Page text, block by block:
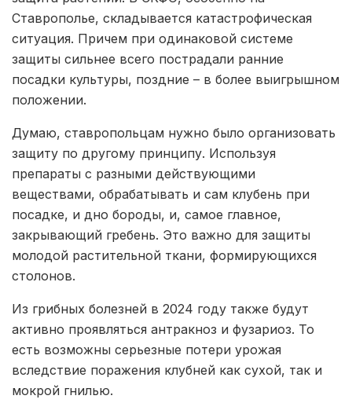
Ставрополье, складывается катастрофическая
ситуация. Причем при одинаковой системе
защиты сильнее всего пострадали ранние
посадки культуры, поздние – в более выигрышном
положении.
Думаю, ставропольцам нужно было организовать
защиту по другому принципу. Используя
препараты с разными действующими
веществами, обрабатывать и сам клубень при
посадке, и дно бороды, и, самое главное,
закрывающий гребень. Это важно для защиты
молодой растительной ткани, формирующихся
столонов.
Из грибных болезней в 2024 году также будут
активно проявляться антракноз и фузариоз. То
есть возможны серьезные потери урожая
вследствие поражения клубней как сухой, так и
мокрой гнилью.